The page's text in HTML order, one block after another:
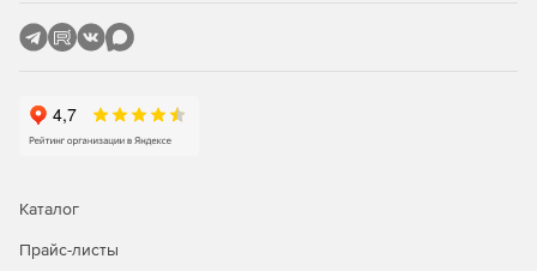
включая файлы, удаленные по сети.
Undelete Server Edition (5 лицензий на эту программу
входят в комплект поставки Undelete Server Edition).
Каталог
Прайс-листы